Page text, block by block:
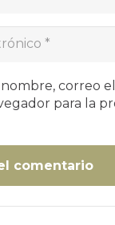
correo
para la
comentario